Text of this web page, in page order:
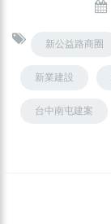
新公益路商圈
新業建設
台中南屯建案